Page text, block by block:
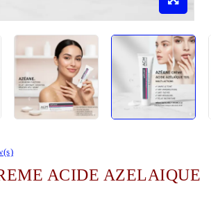
ACIDE AZELAIQUE